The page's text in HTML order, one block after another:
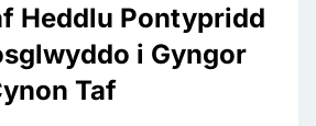
Heddlu Pontypridd
i Gyngor
Taf